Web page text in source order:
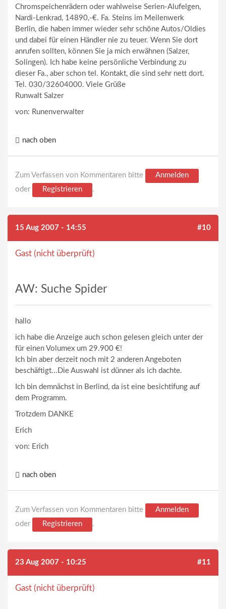
Chromspeichenrädern oder wahlweise Serien-Alufelgen,
Nardi-Lenkrad, 14890,-€. Fa. Steins im Meilenwerk
Berlin, die haben immer wieder sehr schöne Autos/Oldies
und dabei für einen Händler nie zu teuer. Wenn Sie dort
anrufen sollten, können Sie ja mich erwähnen (Salzer,
Solingen). Ich habe keine persönliche Verbindung zu
dieser Fa., aber schon tel. Kontakt, die sind sehr nett dort.
Tel. 030/32604000. Viele Grüße
Runwalt Salzer
von: Runenverwalter
nach oben
Zum Verfassen von Kommentaren bitte
Anmelden
oder
Registrieren .
15 Aug 2007 - 14:55 #10
Gast (nicht überprüft)
AW: Suche Spider
hallo
ich habe die Anzeige auch schon gelesen gleich unter der
für einen Volumex um 29.900 €!
Ich bin aber derzeit noch mit 2 anderen Angeboten
beschäftigt...Die Auswahl ist dünner als ich dachte.
Ich bin demnächst in Berlind, da ist eine besichtifung auf
dem Programm.
Trotzdem DANKE
Erich
von: Erich
nach oben
Zum Verfassen von Kommentaren bitte
Anmelden
oder
Registrieren .
23 Aug 2007 - 10:25 #11
Gast (nicht überprüft)